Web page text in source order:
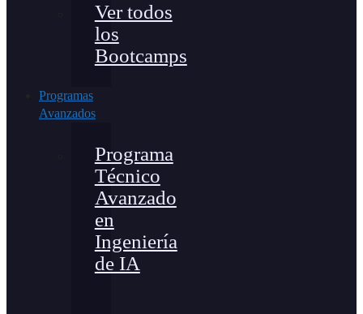
Ver todos
los
Bootcamps
Programas
Avanzados
Programa
Técnico
Avanzado
en
Ingeniería
de IA